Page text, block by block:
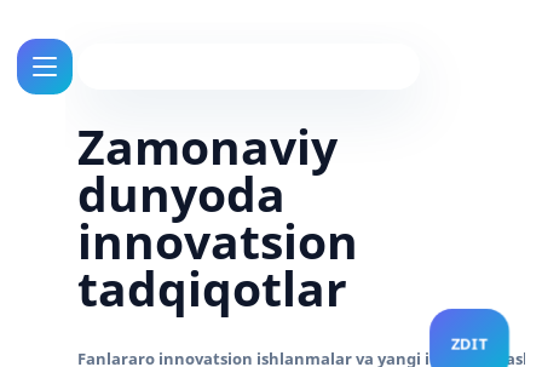
Zamonaviy
dunyoda
innovatsion
tadqiqotlar